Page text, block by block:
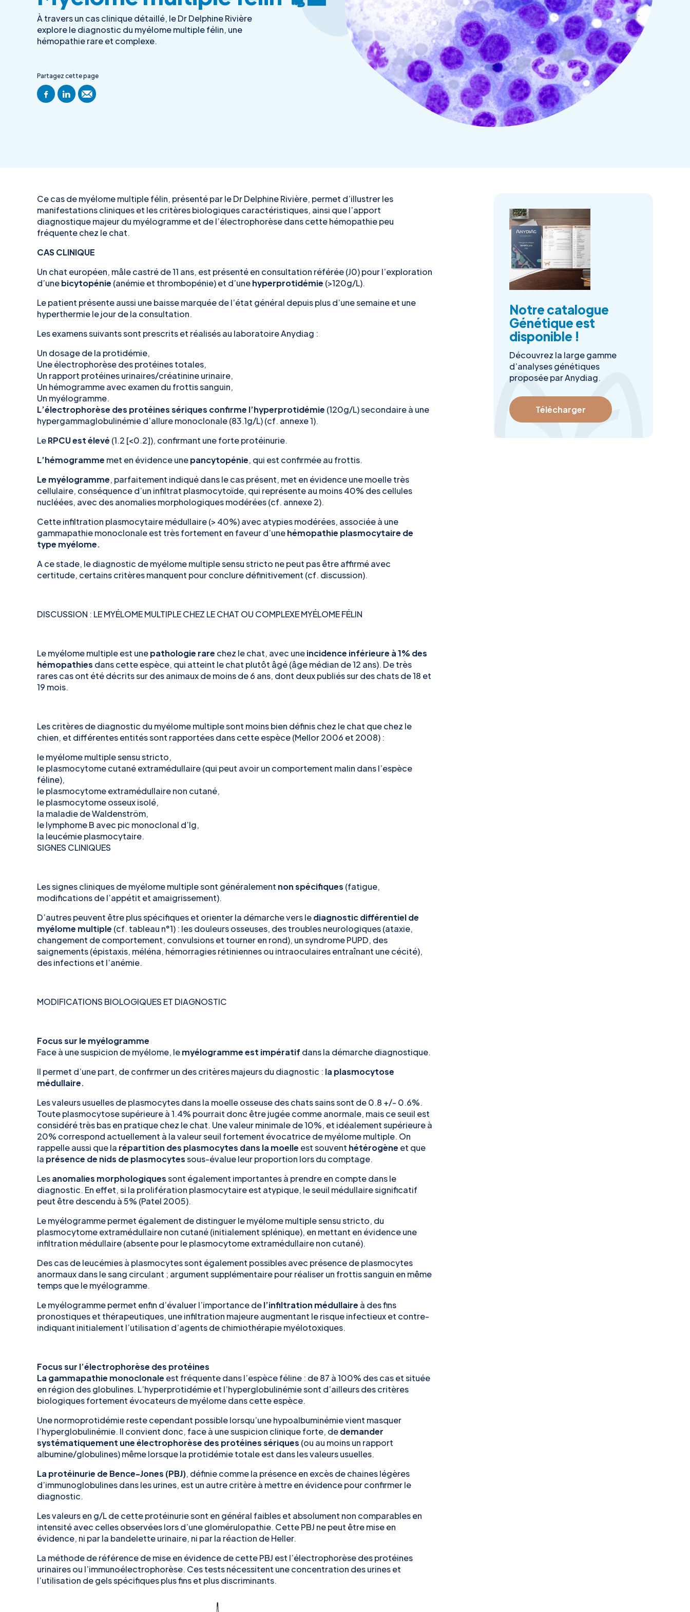
À travers un cas clinique détaillé, le Dr Delphine Rivière
explore le diagnostic du myélome multiple félin, une
hémopathie rare et complexe.
Partagez cette page
Notre catalogue
Génétique est
disponible !
Découvrez la large gamme
d’analyses génétiques
proposée par Anydiag.
Télécharger
Ce cas de myélome multiple félin, présenté par le Dr Delphine Rivière, permet d’illustrer les
manifestations cliniques et les critères biologiques caractéristiques, ainsi que l’apport
diagnostique majeur du myélogramme et de l’électrophorèse dans cette hémopathie peu
fréquente chez le chat.
CAS CLINIQUE
Un chat européen, mâle castré de 11 ans, est présenté en consultation référée (J0) pour l’exploration
d’unebicytopénie (anémie et thrombopénie) et d’unehyperprotidémie (>120g/L).
Le patient présente aussi une baisse marquée de l’état général depuis plus d’une semaine et une
hyperthermiele jour de la consultation.
Les examens suivants sont prescrits et réalisés au laboratoire Anydiag :
Un dosage de la protidémie,
Une électrophorèse des protéines totales,
Un rapport protéines urinaires/créatinine urinaire,
Un hémogramme avec examen du frottis sanguin,
Un myélogramme.
L’électrophorèse des protéines sériques confirme l’hyperprotidémie (120g/L) secondaire à une
hypergammaglobulinémie d’allure monoclonale (83.1g/L) (cf. annexe 1).
LeRPCU est élevé (1.2 [<0.2]), confirmant une forte protéinurie.
L’hémogramme met en évidence unepancytopénie, qui est confirmée au frottis.
Le myélogramme, parfaitement indiqué dans le cas présent, met en évidence une moelle très
cellulaire, conséquence d’un infiltrat plasmocytoïde, qui représente au moins 40% des cellules
nucléées, avec des anomalies morphologiques modérées (cf. annexe 2).
Cette infiltration plasmocytaire médullaire (> 40%) avec atypies modérées, associée à une
gammapathie monoclonale est très fortement en faveur d’unehémopathie plasmocytaire de
type myélome.
A ce stade, le diagnostic de myélome multiplesensu stricto ne peut pas être affirmé avec
certitude, certains critères manquent pour conclure définitivement (cf. discussion).
DISCUSSION : LE MYÉLOME MULTIPLE CHEZ LE CHAT OU COMPLEXE MYÉLOME FÉLIN
Le myélome multiple est unepathologie rare chez le chat, avec uneincidence inférieure à 1% des
hémopathies dans cette espèce, qui atteint le chat plutôt âgé (âge médian de 12 ans). De très
rares cas ont été décrits sur des animaux de moins de 6 ans, dont deux publiés sur des chats de 18 et
19 mois.
Les critères de diagnostic du myélome multiple sont moins bien définis chez le chat que chez le
chien, et différentes entités sont rapportées dans cette espèce (Mellor 2006 et 2008) :
le myélome multiplesensu stricto,
le plasmocytome cutané extramédullaire (qui peut avoir un comportement malin dans l’espèce
féline),
le plasmocytome extramédullaire non cutané,
le plasmocytome osseux isolé,
la maladie de Waldenström,
le lymphome B avec pic monoclonal d’Ig,
la leucémie plasmocytaire.
SIGNES CLINIQUES
Les signes cliniques de myélome multiple sont généralement non spécifiques (fatigue,
modifications de l’appétit et amaigrissement).
D’autres peuvent être plus spécifiques et orienter la démarche vers lediagnostic différentiel de
myélome multiple (cf. tableau n°1) : les douleurs osseuses, des troubles neurologiques (ataxie,
changement de comportement, convulsions et tourner en rond), un syndrome PUPD, des
saignements (épistaxis, méléna, hémorragies rétiniennes ou intraoculaires entraînant une cécité),
des infections et l’anémie.
MODIFICATIONS BIOLOGIQUES ET DIAGNOSTIC
Focus sur le myélogramme
Face à une suspicion de myélome, lemyélogramme est impératif dans la démarche diagnostique.
Il permet d’une part, de confirmer un des critères majeurs du diagnostic : la plasmocytose
médullaire.
Les valeurs usuelles de plasmocytes dans la moelle osseuse des chats sains sont de 0.8 +/- 0.6%.
Toute plasmocytose supérieure à 1.4% pourrait donc être jugée comme anormale, mais ce seuil est
considéré très bas en pratique chez le chat. Une valeur minimale de 10%, et idéalement supérieure à
20% correspond actuellement à la valeur seuil fortement évocatrice de myélome multiple. On
rappelle aussi que la répartition des plasmocytes dans la moelle est souvent hétérogène et que
la présence de nids de plasmocytessous-évalue leur proportion lors du comptage.
Lesanomalies morphologiquessont également importantes à prendre en compte dans le
diagnostic. En effet, si la prolifération plasmocytaire est atypique, le seuil médullaire significatif
peut être descendu à 5% (Patel 2005).
Le myélogramme permet également de distinguer le myélome multiplesensu stricto, du
plasmocytome extramédullaire non cutané (initialement splénique), en mettant en évidence une
infiltration médullaire (absente pour le plasmocytome extramédullaire non cutané).
Des cas de leucémies à plasmocytes sont également possibles avec présence de plasmocytes
anormaux dans le sang circulant ; argument supplémentaire pour réaliser un frottis sanguin en même
temps que le myélogramme.
Le myélogramme permet enfin d’évaluer l’importance del’infiltration médullaire à des fins
pronostiques et thérapeutiques, une infiltration majeure augmentant le risque infectieux et contre-
indiquant initialement l’utilisation d’agents de chimiothérapie myélotoxiques.
Focus sur l’électrophorèse des protéines
La gammapathie monoclonale est fréquente dans l’espèce féline : de 87 à 100% des cas et située
en région des globulines. L’hyperprotidémie et l’hyperglobulinémie sont d’ailleurs des critères
biologiques fortement évocateurs de myélome dans cette espèce.
Une normoprotidémie reste cependant possible lorsqu’une hypoalbuminémie vient masquer
l’hyperglobulinémie. Il convient donc, face à une suspicion clinique forte, dedemander
systématiquement une électrophorèse des protéines sériques (ou au moins un rapport
albumine/globulines) même lorsque la protidémie totale est dans les valeurs usuelles.
La protéinurie de Bence-Jones (PBJ), définie comme la présence en excès de chaines légères
d’immunoglobulines dans les urines, est un autre critère à mettre en évidence pour confirmer le
diagnostic.
Les valeurs en g/L de cette protéinurie sont en général faibles et absolument non comparables en
intensité avec celles observées lors d’une glomérulopathie. Cette PBJ ne peut être mise en
évidence, ni par la bandelette urinaire, ni par la réaction de Heller.
La méthode de référence de mise en évidence de cette PBJ est l’électrophorèse des protéines
urinaires ou l’immunoélectrophorèse. Ces tests nécessitent une concentration des urines et
l’utilisation de gels spécifiques plus fins et plus discriminants.